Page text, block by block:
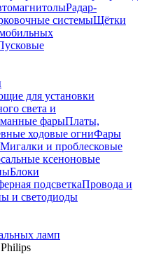
Радар-
системыЩётки
для установки
света и
фарыПлаты,
ходовые огниФары
Мигалки и проблесковые
ксеноновые
Блоки
подсветкаПровода и
и светодиоды
ламп